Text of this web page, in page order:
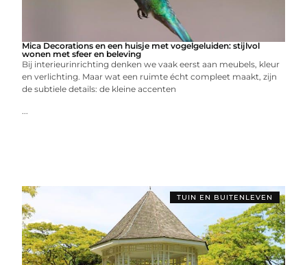
Mica Decorations en een huisje met vogelgeluiden: stijlvol
wonen met sfeer en beleving
Bij interieurinrichting denken we vaak eerst aan meubels, kleur
en verlichting. Maar wat een ruimte écht compleet maakt, zijn
de subtiele details: de kleine accenten
...
TUIN EN BUITENLEVEN